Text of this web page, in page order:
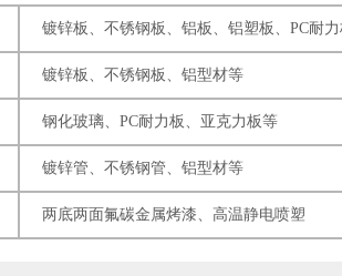
镀锌板、不锈钢板、铝板、铝塑板、PC耐
镀锌板、不锈钢板、铝型材等
钢化玻璃、PC耐力板、亚克力板等
镀锌管、不锈钢管、铝型材等
两底两面氟碳金属烤漆、高温静电喷塑